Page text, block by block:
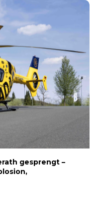
gesprengt –